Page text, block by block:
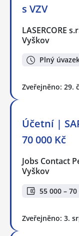
s VZV
LASERCORE
Vyškov
Plný
Zveřejněno: 29.
Účetní |
70 000 Kč
Jobs Contact
Vyškov
55 000 – 70
Zveřejněno: 3.